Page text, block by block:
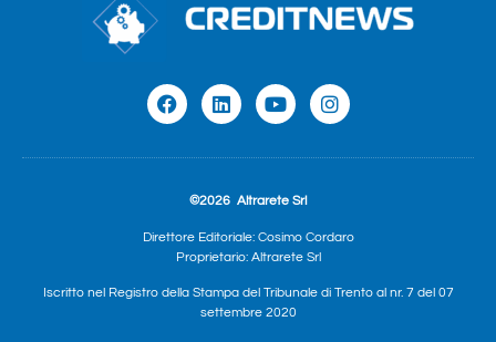
©2026 Altrarete Srl
Direttore Editoriale: Cosimo Cordaro
Proprietario: Altrarete Srl
Iscritto nel Registro della Stampa del Tribunale di Trento al nr. 7 del 07
settembre 2020